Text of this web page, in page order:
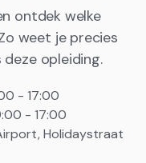
ontdek welke
weet je precies
opleiding.
- 17:00
- 17:00
Holidaystraat